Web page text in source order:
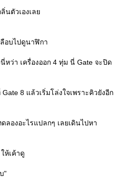
ลิ่นตัวเองเล
ลือบไปดูนาฬิกา
หว่า เครื่องออก 4 ทุ่ม นี่ Gate จะปิด
8 แล้วเริ่มโล่งใจเพราะคิวยังอีก
ลองอะไรแปลกๆ เลยเดินไปหา
ห้เค้าดู
"